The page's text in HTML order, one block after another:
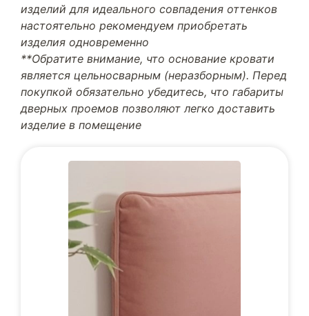
изделий для идеального совпадения оттенков
настоятельно рекомендуем приобретать
изделия одновременно
**Обратите внимание, что основание кровати
является цельносварным (неразборным). Перед
покупкой обязательно убедитесь, что габариты
дверных проемов позволяют легко доставить
изделие в помещение